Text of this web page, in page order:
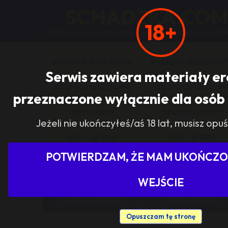
18+
Serwis zawiera materiały
przeznaczone wyłącznie dla
Jeżeli nie ukończyłeś/aś 18 lat, musisz
POTWIERDZAM, ŻE MAM
WEJŚCIE
Opuszczam tę stronę
SCHADZKA.COM
267 053 anonsów, 352 006 użytkowników, działa od
sponsor dla pani
Pokaż tylko ogłoszenia z
DODAJ ANONS USUŃ ANONS